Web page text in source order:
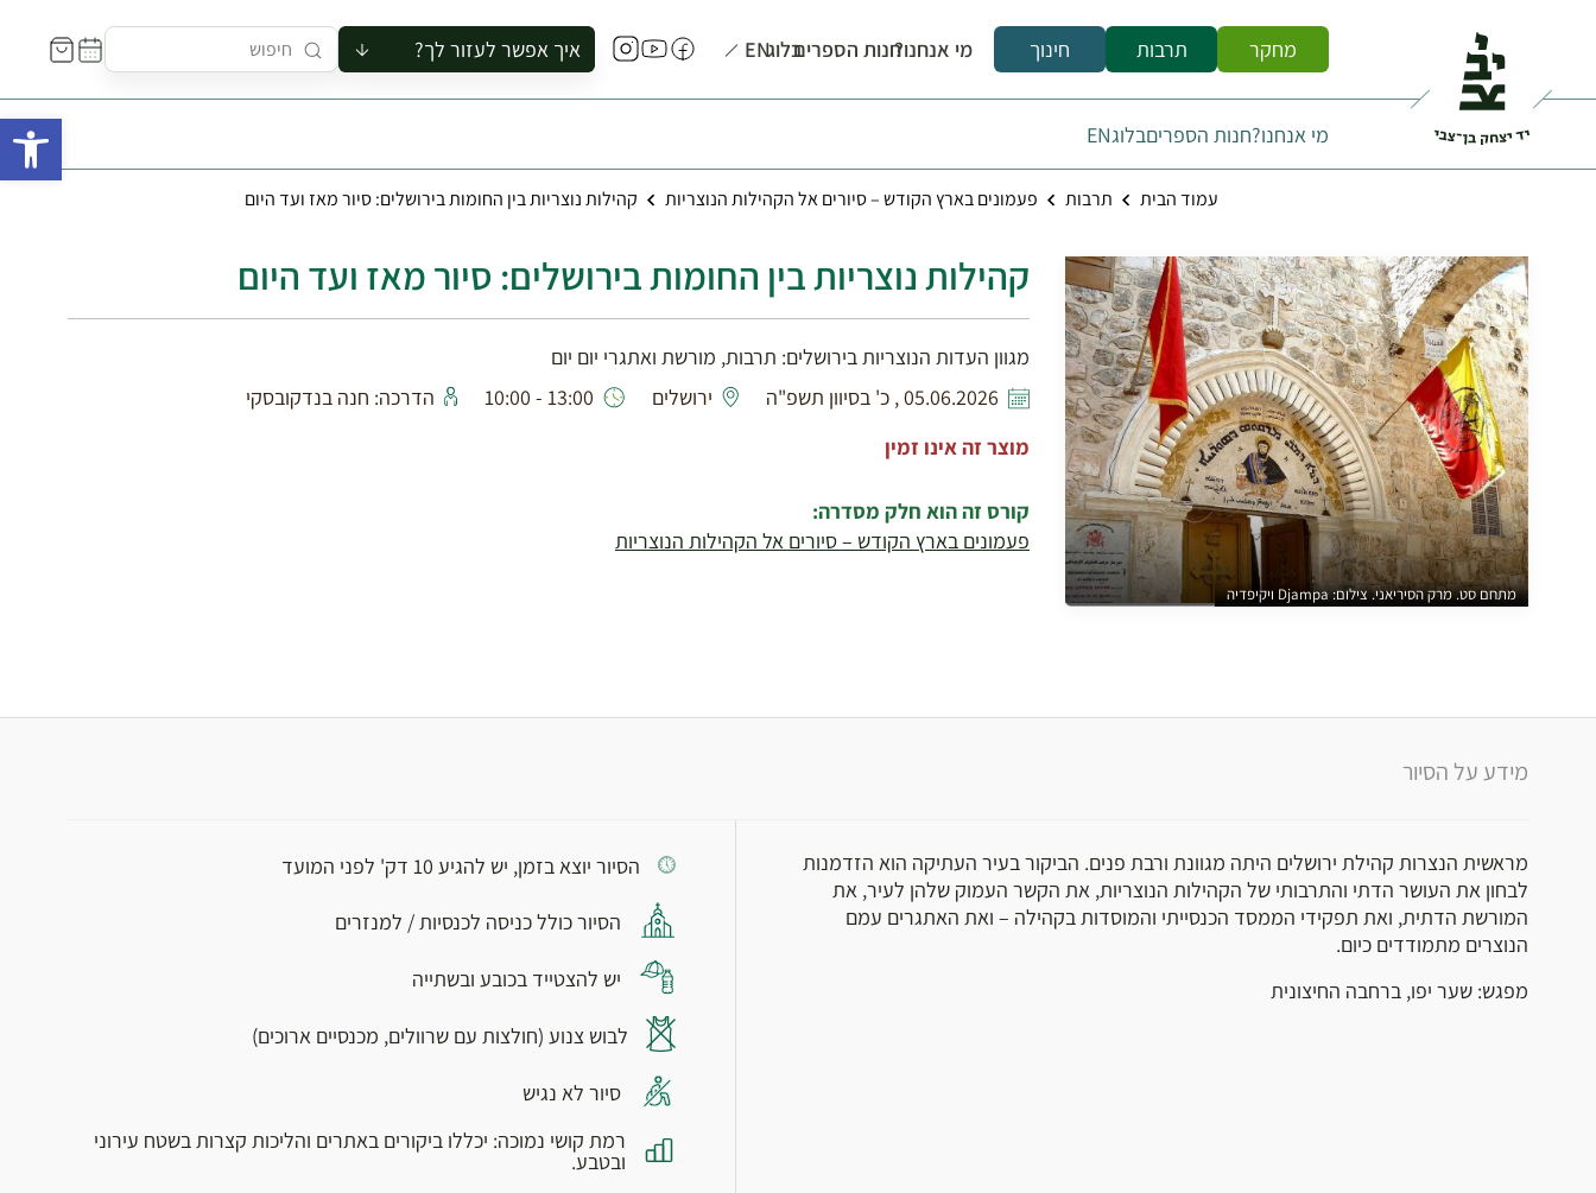
מחקר תרבות חינוך מי אנחנו?חנות הספריםבלוגEN איך אפשר לעזור לך?
להזמין סיור לקבוצה
להירשם לקורס
לקנות ספר
לתאם ביקור בצריף
מי אנחנו?חנות הספריםבלוגEN
עמוד הבית תרבות פעמונים בארץ הקודש – סיורים אל הקהילות הנוצריות קהילות נוצריות בין החומות בירושלים: סיור מאז ועד היום
מתחם סט. מרק הסיריאני. צילום: Djampa ויקיפדיה
קהילות נוצריות בין החומות בירושלים: סיור מאז ועד היום
מגוון העדות הנוצריות בירושלים: תרבות, מורשת ואתגרי יום יום
05.06.2026 , כ' בסיוון תשפ"ה
ירושלים 13:00 - 10:00
הדרכה: חנה בנדקובסקי
מוצר זה אינו זמין
קורס זה הוא חלק מסדרה:
פעמונים בארץ הקודש – סיורים אל הקהילות הנוצריות
מידע על הסיור
מראשית הנצרות קהילת ירושלים היתה מגוונת ורבת פנים. הביקור בעיר העתיקה הוא הזדמנות
לבחון את העושר הדתי והתרבותי של הקהילות הנוצריות, את הקשר העמוק שלהן לעיר, את
המורשת הדתית, ואת תפקידי הממסד הכנסייתי והמוסדות בקהילה – ואת האתגרים עמם
הנוצרים מתמודדים כיום.
מפגש: שער יפו, ברחבה החיצונית
הסיור יוצא בזמן, יש להגיע 10 דק' לפני המועד
הסיור כולל כניסה לכנסיות / למנזרים
יש להצטייד בכובע ובשתייה
לבוש צנוע (חולצות עם שרוולים, מכנסיים ארוכים)
סיור לא נגיש
רמת קושי נמוכה: יכללו ביקורים באתרים והליכות קצרות בשטח עירוני
ובטבע.